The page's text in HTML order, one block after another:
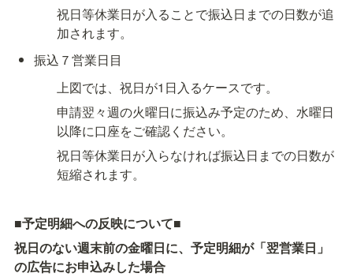
祝日等休業日が入ることで振込日までの日数が追
加されます。
振込７営業日目
上図では、祝日が1日入るケースです。
申請翌々週の火曜日に振込み予定のため、水曜日
以降に口座をご確認ください。
祝日等休業日が入らなければ振込日までの日数が
短縮されます。
■予定明細への反映について■
祝日のない週末前の金曜日に、予定明細が「翌営業日」
の広告にお申込みした場合